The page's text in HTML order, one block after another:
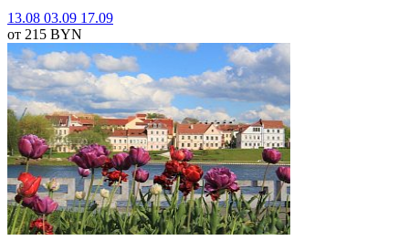
13.08 03.09 17.09
от 215 BYN